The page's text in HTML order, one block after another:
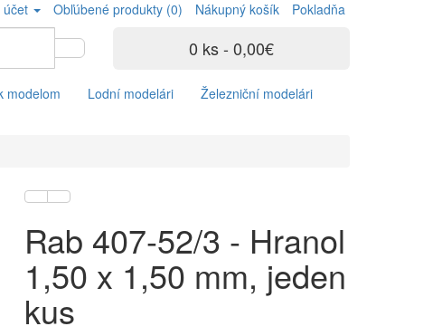
účet Obľúbené produkty (0) Nákupný košík Pokladňa
0 ks - 0,00€
modelom Lodní modelári Železniční modelári
Rab 407-52/3 - Hranol
1,50 x 1,50 mm, jeden
kus